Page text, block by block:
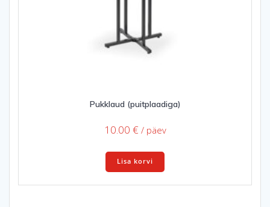
Pukklaud (puitplaadiga)
10.00 € / päev
Lisa korvi